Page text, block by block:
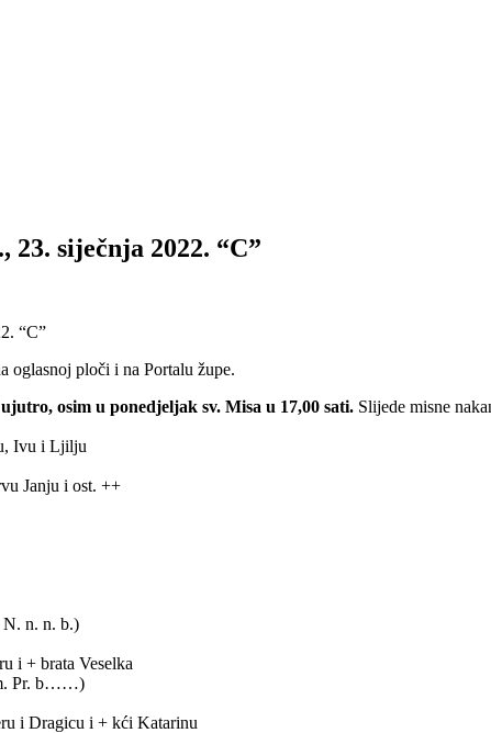
23. siječnja 2022. “C”
oglasnoj ploči i na Portalu župe.
osim u ponedjeljak sv. Misa u 17,00 sati. Slijede misne
Ivu i Ljilju
Janju i ost. ++
N. n. n. b.)
i + brata Veselka
Pr. b……)
i Dragicu i + kći Katarinu